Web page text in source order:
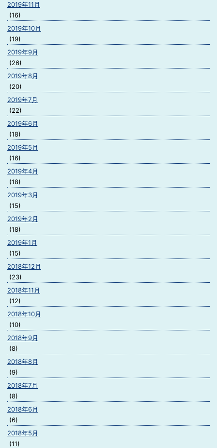
2019年11月
(16)
2019年10月
(19)
2019年9月
(26)
2019年8月
(20)
2019年7月
(22)
2019年6月
(18)
2019年5月
(16)
2019年4月
(18)
2019年3月
(15)
2019年2月
(18)
2019年1月
(15)
2018年12月
(23)
2018年11月
(12)
2018年10月
(10)
2018年9月
(8)
2018年8月
(9)
2018年7月
(8)
2018年6月
(6)
2018年5月
(11)